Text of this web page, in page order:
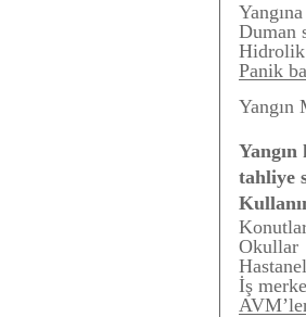
Duman
Hidrolik
Panik
Yangın
tahliye
Okullar
İş